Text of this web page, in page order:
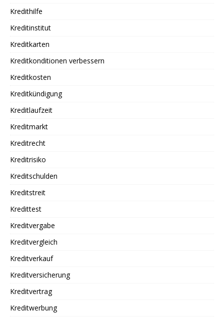
Kredithilfe
Kreditinstitut
Kreditkarten
Kreditkonditionen verbessern
Kreditkosten
Kreditkündigung
Kreditlaufzeit
Kreditmarkt
Kreditrecht
Kreditrisiko
Kreditschulden
Kreditstreit
Kredittest
Kreditvergabe
Kreditvergleich
Kreditverkauf
Kreditversicherung
Kreditvertrag
Kreditwerbung